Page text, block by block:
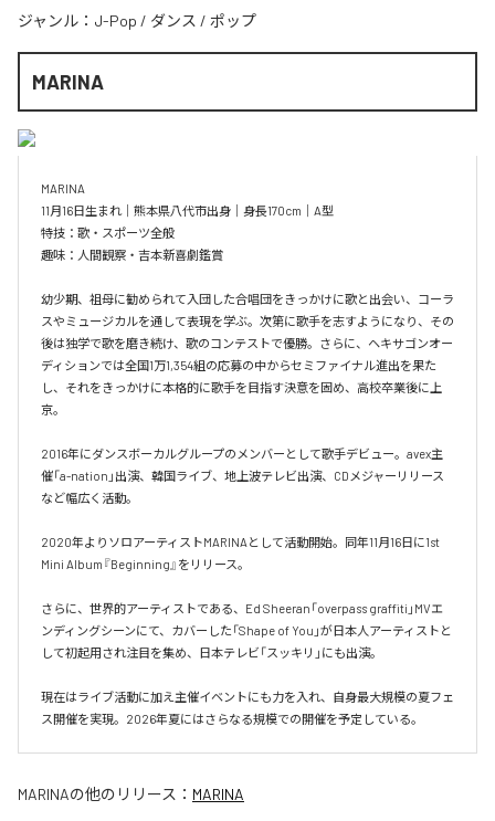
ジャンル： J-Pop / ダンス / ポップ
MARINA
MARINA
11月16日生まれ｜熊本県八代市出身｜身長170cm｜A型
特技：歌・スポーツ全般
趣味：人間観察・吉本新喜劇鑑賞
幼少期、祖母に勧められて入団した合唱団をきっかけに歌と出会い、コーラ
スやミュージカルを通して表現を学ぶ。次第に歌手を志すようになり、その
後は独学で歌を磨き続け、歌のコンテストで優勝。さらに、ヘキサゴンオー
ディションでは全国1万1,354組の応募の中からセミファイナル進出を果た
し、それをきっかけに本格的に歌手を目指す決意を固め、高校卒業後に上
京。
2016年にダンスボーカルグループのメンバーとして歌手デビュー。avex主
催「a-nation」出演、韓国ライブ、地上波テレビ出演、CDメジャーリリース
など幅広く活動。
2020年よりソロアーティストMARINAとして活動開始。同年11月16日に1st
Mini Album『Beginning』をリリース。
さらに、世界的アーティストである、Ed Sheeran「overpass graffiti」MVエ
ンディングシーンにて、カバーした「Shape of You」が日本人アーティストと
して初起用され注目を集め、日本テレビ「スッキリ」にも出演。
現在はライブ活動に加え主催イベントにも力を入れ、自身最大規模の夏フェ
ス開催を実現。2026年夏にはさらなる規模での開催を予定している。
MARINAの他のリリース： MARINA